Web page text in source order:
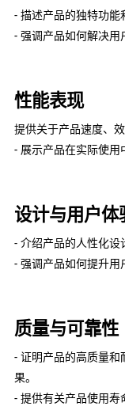
- 描述产品的独特功能
- 强调产品如何解决用
性能表现
提供关于产品速度、
- 展示产品在实际使用
设计与用户体
- 介绍产品的人性化设
- 强调产品如何提升用
质量与可靠性
- 证明产品的高质量
果。
- 提供有关产品使用寿